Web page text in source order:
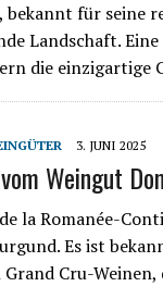
bekannt für seine
Landschaft.
die einzigartige
3. JUNI 2025
Weingut
la Romanée-
Es ist
Cru-